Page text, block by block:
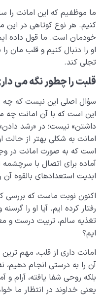
ما موظفیم که این امانت را
کنیم. هر نوع کوتاهی در
خودمان است. ما قول داده ایم
او را دنبال کنیم و قلب مان
تجلی کند.
قلبت را چطور نگه می
سؤال اصلی این نیست که چه
این است که با آن امانت چه
داشتن» نیست؛ در «رشد
امانت به شکلی بهتر از
است که به صورت امانت در
آماده برای اتصال با
ابدیت استعدادهای بالقوه
اکنون نوبت ماست که بررسی
رفتار کرده ایم. آیا او را
تغذیه سالم، تربیت درست و
ایم؟
امانت داری از قلب، مهم
آن را به درستی انجام دهیم،
بلکه روحی شفا یافته، آرام
یعنی خداوند در انتظار ما